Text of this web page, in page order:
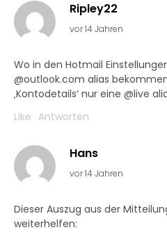
Ripley22
vor 14 Jahren
Wo in den Hotmail
@outlook.com alias
‚Kontodetails‘ nur eine @live
Like Antworten
Hans
vor 14 Jahren
Dieser Auszug aus der
weiterhelfen: